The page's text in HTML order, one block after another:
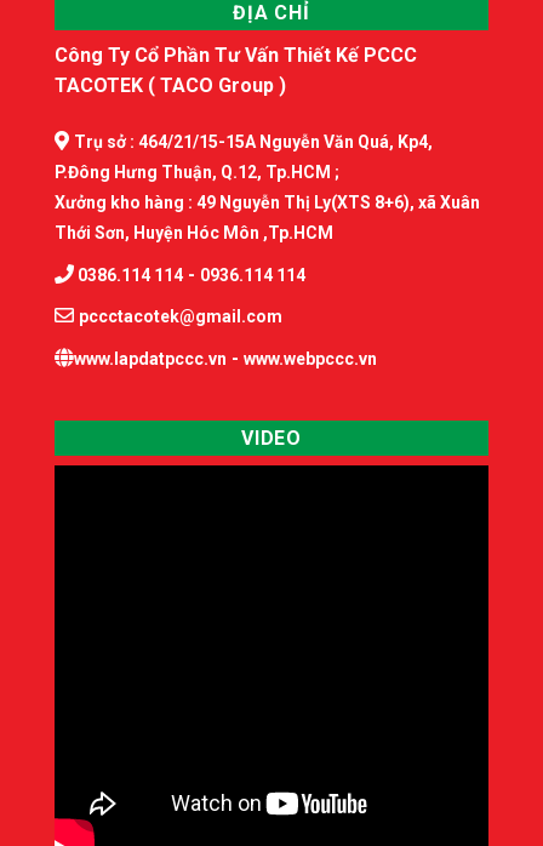
ĐỊA CHỈ
Công Ty Cổ Phần Tư Vấn Thiết Kế PCCC
TACOTEK ( TACO Group )
Trụ sở : 464/21/15-15A Nguyễn Văn Quá, Kp4,
P.Đông Hưng Thuận, Q.12, Tp.HCM ;
Xưởng kho hàng : 49 Nguyễn Thị Ly(XTS 8+6), xã Xuân
Thới Sơn, Huyện Hóc Môn ,Tp.HCM
0386.114 114 - 0936.114 114
pccctacotek@gmail.com
www.lapdatpccc.vn - www.webpccc.vn
VIDEO